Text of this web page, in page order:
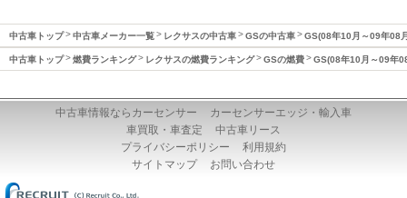
中古車トップ 中古車メーカー一覧 レクサスの中古車 GSの中古車 GS(08年10月～09年08
中古車トップ 燃費ランキング レクサスの燃費ランキング GSの燃費 GS(08年10月～09年
中古車情報ならカーセンサー
カーセンサーエッジ・輸入車
車買取・車査定
中古車リース
プライバシーポリシー
利用規約
サイトマップ
お問い合わせ